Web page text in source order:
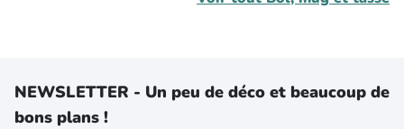
NEWSLETTER - Un peu de déco et beaucoup de
bons plans !